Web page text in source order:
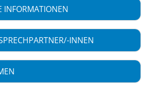
INFORMATIONEN
INNEN